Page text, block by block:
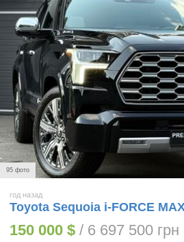
95 фото
год назад
Toyota Sequoia i-FORCE
150 000 $ / 6 697 500 грн